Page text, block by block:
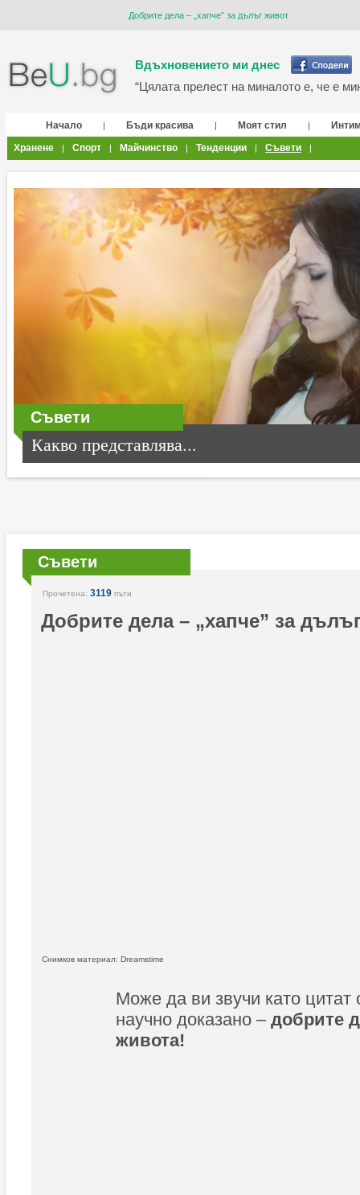
Добрите дела – „хапче” за дълъг живот
Вдъхновението ми днес
“Цялата прелест на миналото е, че е
Начало | Бъди красива | Моят стил |
Хранене
| Спорт | Майчинство | Тенденции | Съвети |
Съвети
Какво представлява...
Съвети
Прочетена: 3119 пъти
Добрите дела – „хапче” за
Снимков материал: Dreamstime
Може да ви звучи като цитат
научно доказано – добрите
живота!